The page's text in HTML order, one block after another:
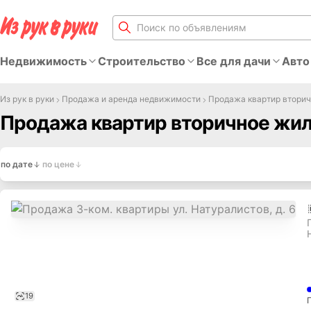
Недвижимость Строительство Все для дачи
Из рук в руки Продажа и аренда недвижимости Продажа квартир
Продажа квартир вторичное
по дате по цене
19